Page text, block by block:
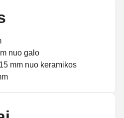
nuo galo
mm nuo keramikos